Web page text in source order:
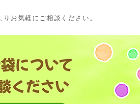
お気軽にご相談ください。